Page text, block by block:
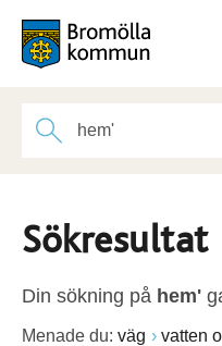
Sökresultat
Din sökning på hem'
Menade du: väg vatten